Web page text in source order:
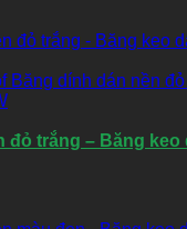
đỏ trắng – Băng keo